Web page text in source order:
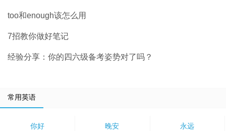
too和enough该怎么用
7招教你做好笔记
经验分享：你的四六级备考姿势对了吗？
常用英语
你好 晚安 永远